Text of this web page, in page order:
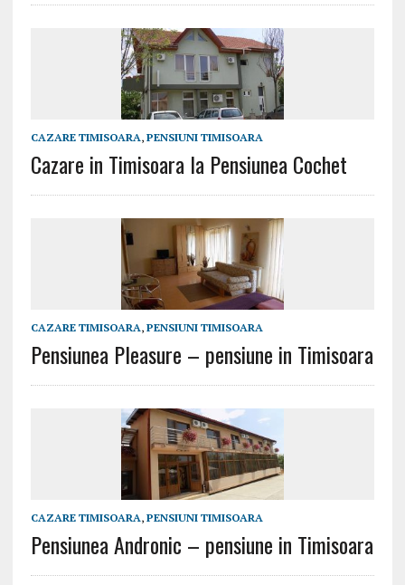
CAZARE TIMISOARA, PENSIUNI TIMISOARA
Cazare in Timisoara la Pensiunea Cochet
CAZARE TIMISOARA, PENSIUNI TIMISOARA
Pensiunea Pleasure – pensiune in Timisoara
CAZARE TIMISOARA, PENSIUNI TIMISOARA
Pensiunea Andronic – pensiune in Timisoara